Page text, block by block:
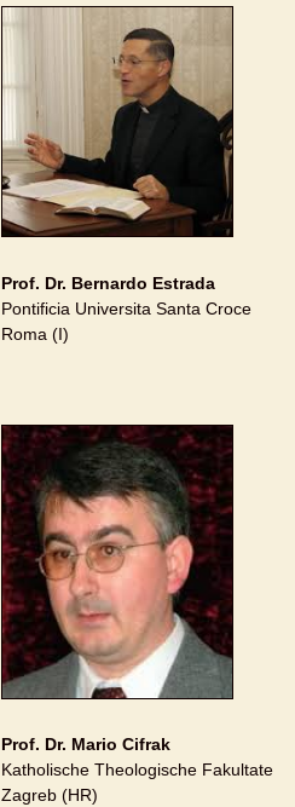
Prof. Dr. Bernardo Estrada
Pontificia Universita Santa Croce
Roma (I)
Prof. Dr. Mario Cifrak
Katholische Theologische Fakultate
Zagreb (HR)